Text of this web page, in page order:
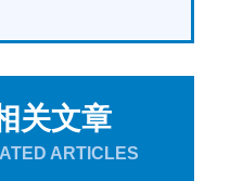
关文章
ARTICLES